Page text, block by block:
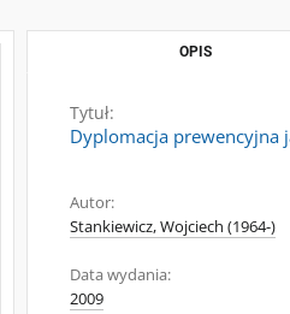
OPIS
Tytuł:
Dyplomacja prewencyjna
Autor:
Stankiewicz, Wojciech (1964-)
Data wydania:
2009